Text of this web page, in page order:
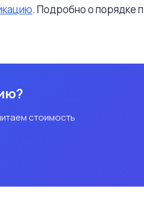
. Подробно о порядке
стоимость